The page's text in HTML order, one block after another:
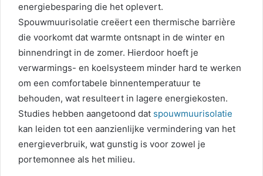
energiebesparing die het oplevert.
Spouwmuurisolatie creëert een thermische barrière
die voorkomt dat warmte ontsnapt in de winter en
binnendringt in de zomer. Hierdoor hoeft je
verwarmings- en koelsysteem minder hard te werken
om een comfortabele binnentemperatuur te
behouden, wat resulteert in lagere energiekosten.
Studies hebben aangetoond dat spouwmuurisolatie
kan leiden tot een aanzienlijke vermindering van het
energieverbruik, wat gunstig is voor zowel je
portemonnee als het milieu.